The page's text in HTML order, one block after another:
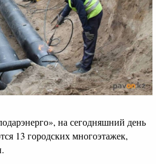
на сегодняшний день
13 городских многоэтажек,